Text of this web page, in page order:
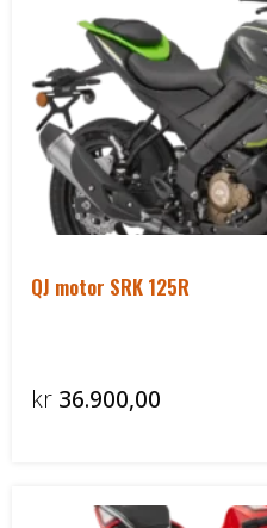
Suzuki Båtmotor
TILHENGERE
Båthenger
Varehenger
Skaphenger
Honda Power Equipment
QJ motor SRK 125R
kr 36.900,00